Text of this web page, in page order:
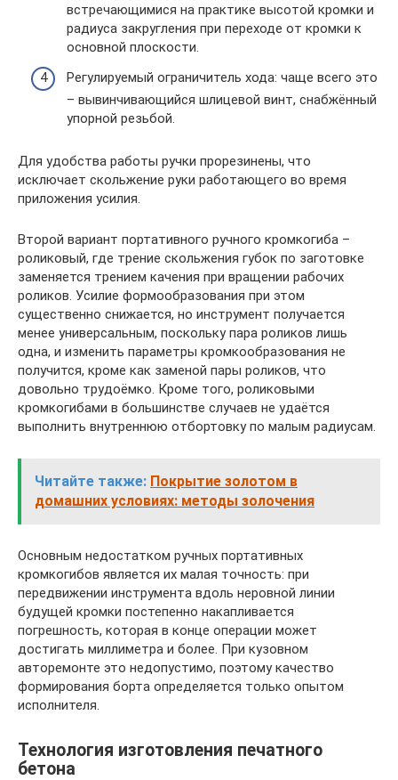
встречающимися на практике высотой кромки и
радиуса закругления при переходе от кромки к
основной плоскости.
Регулируемый ограничитель хода: чаще всего это
– вывинчивающийся шлицевой винт, снабжённый
упорной резьбой.
Для удобства работы ручки прорезинены, что
исключает скольжение руки работающего во время
приложения усилия.
Второй вариант портативного ручного кромкогиба –
роликовый, где трение скольжения губок по заготовке
заменяется трением качения при вращении рабочих
роликов. Усилие формообразования при этом
существенно снижается, но инструмент получается
менее универсальным, поскольку пара роликов лишь
одна, и изменить параметры кромкообразования не
получится, кроме как заменой пары роликов, что
довольно трудоёмко. Кроме того, роликовыми
кромкогибами в большинстве случаев не удаётся
выполнить внутреннюю отбортовку по малым радиусам.
Читайте также: Покрытие золотом в
домашних условиях: методы золочения
Основным недостатком ручных портативных
кромкогибов является их малая точность: при
передвижении инструмента вдоль неровной линии
будущей кромки постепенно накапливается
погрешность, которая в конце операции может
достигать миллиметра и более. При кузовном
авторемонте это недопустимо, поэтому качество
формирования борта определяется только опытом
исполнителя.
Технология изготовления печатного
бетона